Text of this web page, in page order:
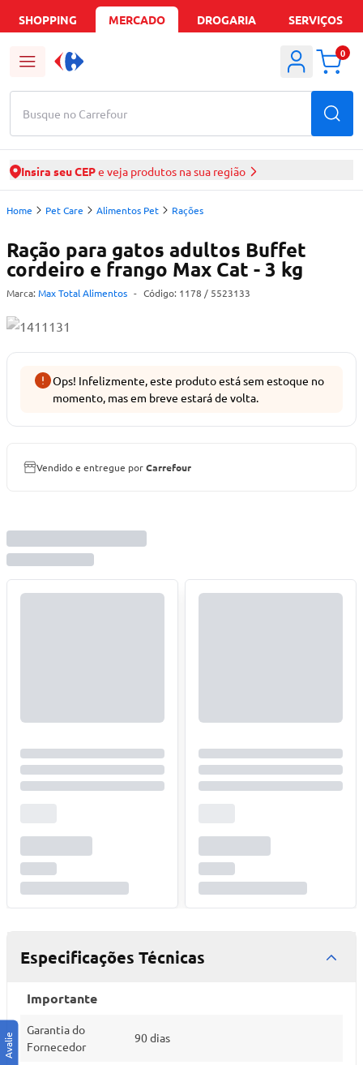
SHOPPING MERCADO DROGARIA SERVIÇOS
Busque no Carrefour
0
Insira seu CEPe veja produtos na sua região
Home Pet Care Alimentos Pet Rações
Ração para gatos adultos Buffet
cordeiro e frango Max Cat - 3 kg
Marca: Max Total Alimentos - Código: 1178 / 5523133
Ops! Infelizmente, este produto está sem estoque no
momento, mas em breve estará de volta.
Vendido e entregue porCarrefour
Especificações Técnicas
Importante
Garantia do
Fornecedor
90 dias